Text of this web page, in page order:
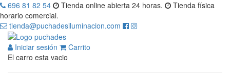
696 81 82 54 Tienda online abierta 24 horas.
Tienda física
horario comercial.
tienda@puchadesiluminacion.com
Iniciar sesión
Carrito
El carro esta vacio